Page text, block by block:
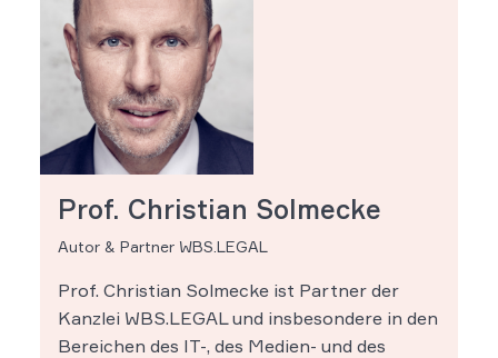
Prof. Christian Solmecke
Autor & Partner WBS.LEGAL
Prof. Christian Solmecke ist Partner der
Kanzlei WBS.LEGAL und insbesondere in den
Bereichen des IT-, des Medien- und des